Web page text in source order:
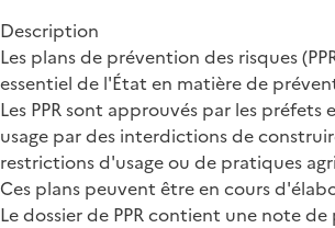
Description
Les plans de prévention des risques
essentiel de l'État en matière de
Les PPR sont approuvés par les
usage par des interdictions de
restrictions d'usage ou de pratiques
Ces plans peuvent être en cours
Le dossier de PPR contient une note